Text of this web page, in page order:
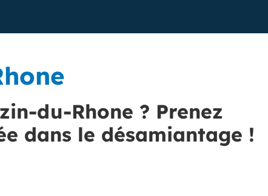
du-Rhone ? Prenez
dans le désamiantage !